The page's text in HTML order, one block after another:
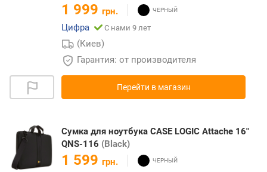
1 999 грн.
Цифра
С нами 9 лет
(Киев)
Гарантия: от производителя
Перейти в магазин
Сумка для ноутбука CASE LOGIC Attache 16"
QNS-116 (Black)
1 599 грн.